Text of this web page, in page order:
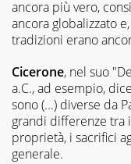
ancora più vero,
ancora globalizzato
tradizioni erano
Cicerone, nel suo
a.C., ad esempio,
sono (...) diverse da
grandi differenze tra
proprietà, i sacrifici
generale.